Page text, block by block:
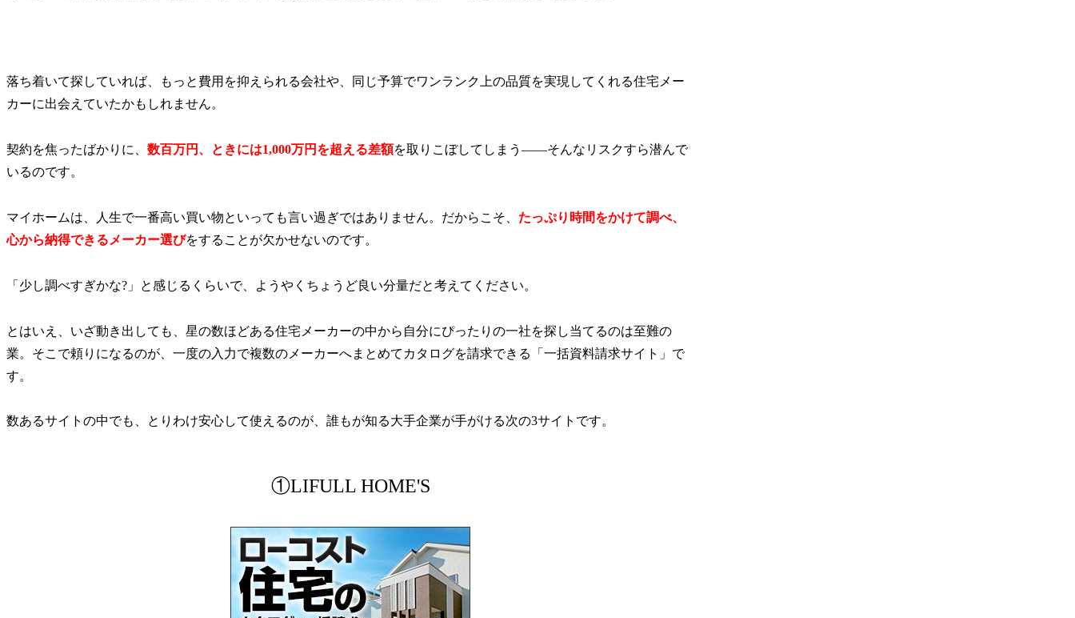
落ち着いて探していれば、もっと費用を抑えられる会社や、同じ予算でワンランク上の品質を実現してくれる住宅メー
カーに出会えていたかもしれません。
契約を焦ったばかりに、 数百万円、ときには1,000万円を超える差額を取りこぼしてしまう——そんなリスクすら潜んで
いるのです。
マイホームは、人生で一番高い買い物といっても言い過ぎではありません。だからこそ、 たっぷり時間をかけて調べ、
心から納得できるメーカー選びをすることが欠かせないのです。
「少し調べすぎかな?」と感じるくらいで、ようやくちょうど良い分量だと考えてください。
とはいえ、いざ動き出しても、星の数ほどある住宅メーカーの中から自分にぴったりの一社を探し当てるのは至難の
業。そこで頼りになるのが、一度の入力で複数のメーカーへまとめてカタログを請求できる「一括資料請求サイト」で
す。
数あるサイトの中でも、とりわけ安心して使えるのが、誰もが知る大手企業が手がける次の3サイトです。
①LIFULL HOME'S